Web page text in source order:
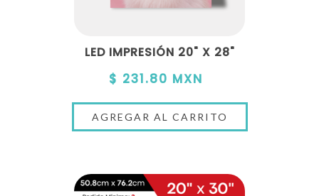
LED IMPRESIÓN 20" X 28"
$ 231.80 MXN